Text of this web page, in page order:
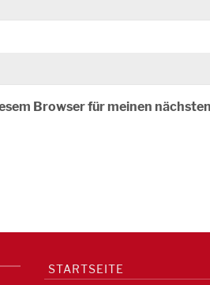
Browser für meinen
STARTSEITE